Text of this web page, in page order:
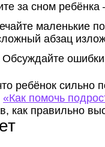
за сном
маленькие
абзац
Обсуждайте
ребёнок сильно
«Как помочь
как правильно